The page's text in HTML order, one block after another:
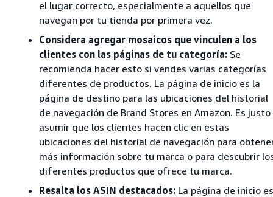
el lugar correcto, especialmente a aquellos que
navegan por tu tienda por primera vez.
Considera agregar mosaicos que vinculen a los
clientes con las páginas de tu categoría: Se
recomienda hacer esto si vendes varias categorías
diferentes de productos. La página de inicio es la
página de destino para las ubicaciones del historial
de navegación de Brand Stores en Amazon. Es justo
asumir que los clientes hacen clic en estas
ubicaciones del historial de navegación para
más información sobre tu marca o para descubrir
diferentes productos que ofrece tu marca.
Resalta los ASIN destacados: La página de inicio es